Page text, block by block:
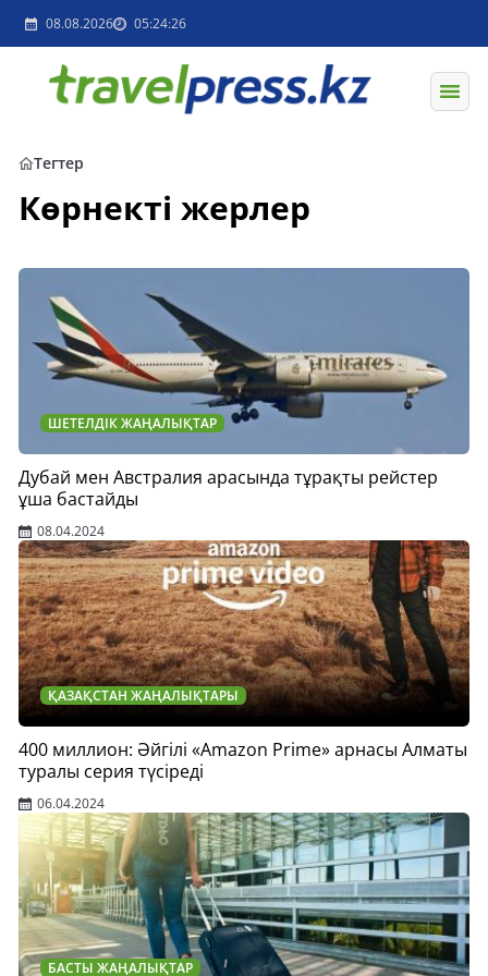
08.08.2026 05:24:26
Тегтер
Көрнекті жерлер
ШЕТЕЛДІК ЖАҢАЛЫҚТАР
Дубай мен Австралия арасында тұрақты рейстер
ұша бастайды
08.04.2024
ҚАЗАҚСТАН ЖАҢАЛЫҚТАРЫ
400 миллион: Әйгілі «Amazon Prime» арнасы Алматы
туралы серия түсіреді
06.04.2024
БАСТЫ ЖАҢАЛЫҚТАР